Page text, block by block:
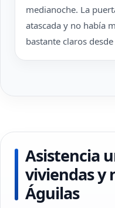
medianoche. La
atascada y no había
bastante claros
Asistencia
viviendas y
Águilas